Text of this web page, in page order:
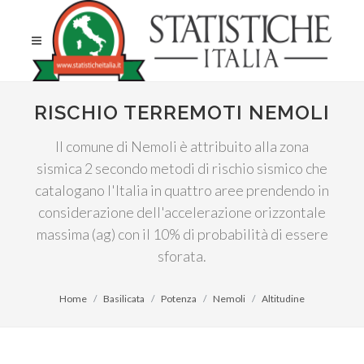
RISCHIO TERREMOTI NEMOLI
Il comune di Nemoli è attribuito alla zona
sismica 2 secondo metodi di rischio sismico che
catalogano l'Italia in quattro aree prendendo in
considerazione dell'accelerazione orizzontale
massima (ag) con il 10% di probabilità di essere
sforata.
Home Basilicata Potenza Nemoli Altitudine